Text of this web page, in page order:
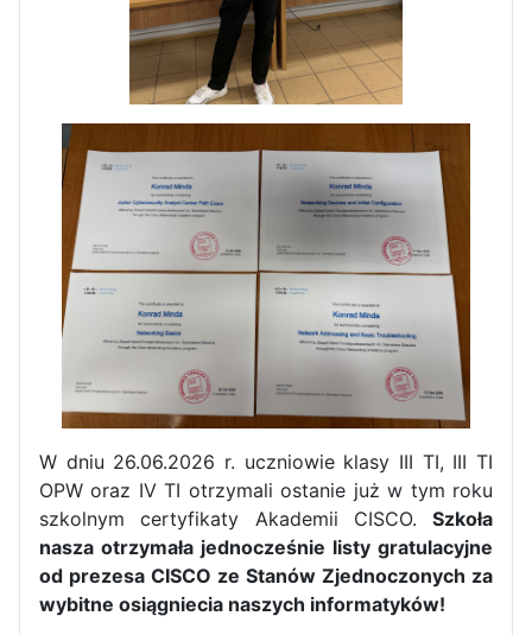
Zakończenie praktyk w
Portugalii
Rozpoczęcie kampanii „Gotowi
na kryzys” w ZSP w Iłży
Pierwszy tydzień praktyk
zawodowych naszych uczniów
w Portugalii za nami!
W dniu 26.06.2026 r. uczniowie klasy III TI, III TI
OPW oraz IV TI otrzymali ostanie już w tym roku
szkolnym certyfikaty Akademii CISCO. Szkoła
nasza otrzymała jednocześnie listy gratulacyjne
od prezesa CISCO ze Stanów Zjednoczonych za
wybitne osiągniecia naszych informatyków!